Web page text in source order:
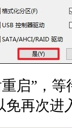
启” ，
免再次进